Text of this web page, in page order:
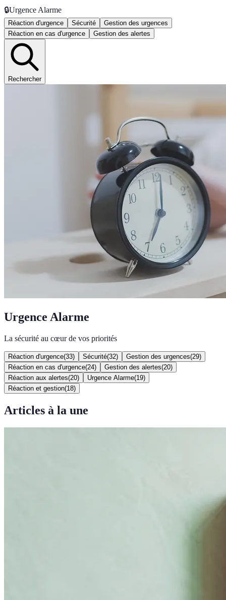
🔒Urgence Alarme
Réaction d'urgence Sécurité
Gestion des urgences
Réaction en cas d'urgence
Gestion des alertes
Rechercher
Urgence Alarme
La sécurité au cœur de vos priorités
Réaction d'urgence(33) Sécurité(32) Gestion des urgences(29)
Réaction en cas d'urgence(24) Gestion des alertes(20)
Réaction aux alertes(20) Urgence Alarme(19)
Réaction et gestion(18)
Articles à la une